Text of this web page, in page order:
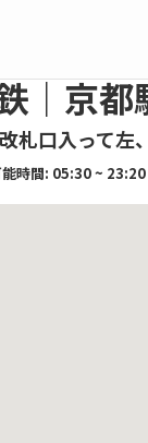
｜京都
札口入って左
時間: 05:30 ~ 23:20